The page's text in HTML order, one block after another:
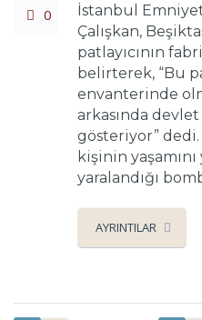
0
İstanbul
Çalışkan,
patlayıcının
belirterek, “Bu
envanterinde
arkasında
gösteriyor” dedi.
kişinin
yaralandığı
AYRINTILAR